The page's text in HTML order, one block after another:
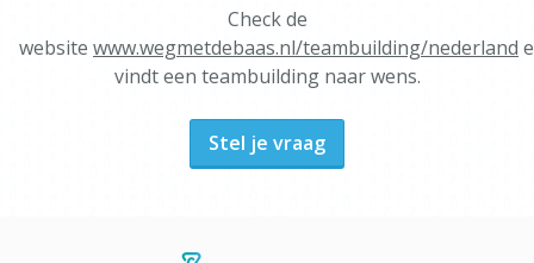
Check de
website www.wegmetdebaas.nl/teambuilding/nederland
vindt een teambuilding naar wens.
Stel je vraag